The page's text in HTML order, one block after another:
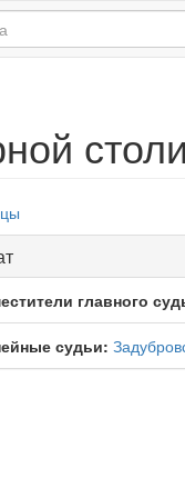
главного
судьи: